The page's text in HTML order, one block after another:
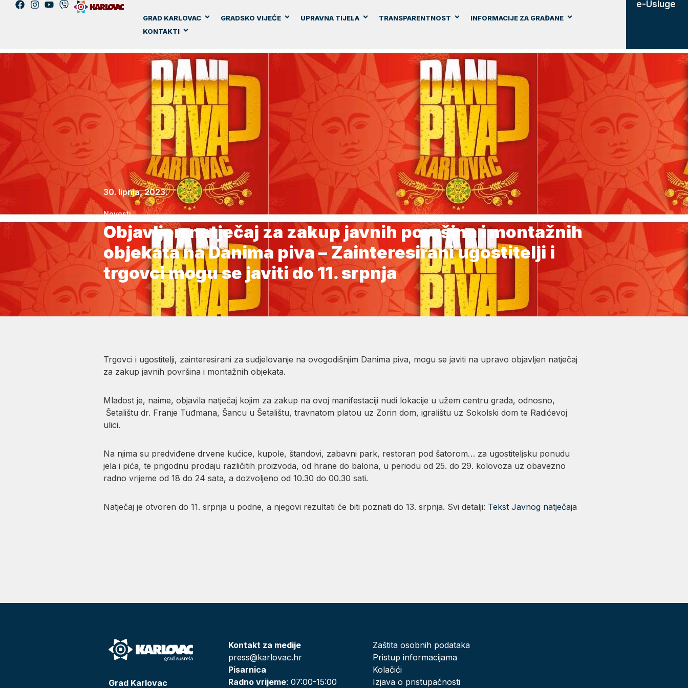
GRAD KARLOVAC GRADSKO VIJEĆE UPRAVNA TIJELA TRANSPARENTNOST
INFORMACIJE ZA GRAĐANE
KONTAKTI
e-Usluge
30. lipnja, 2023.
Novosti
Objavljen natječaj za zakup javnih površina i montažnih
objekata na Danima piva – Zainteresirani ugostitelji i
trgovci mogu se javiti do 11. srpnja
Trgovci i ugostitelji, zainteresirani za sudjelovanje na ovogodišnjim Danima piva, mogu se javiti na upravo objavljen natječaj
za zakup javnih površina i montažnih objekata.
Mladost je, naime, objavila natječaj kojim za zakup na ovoj manifestaciji nudi lokacije u užem centru grada, odnosno,
Šetalištu dr. Franje Tuđmana, Šancu u Šetalištu, travnatom platou uz Zorin dom, igralištu uz Sokolski dom te Radićevoj
ulici.
Na njima su predviđene drvene kućice, kupole, štandovi, zabavni park, restoran pod šatorom… za ugostiteljsku ponudu
jela i pića, te prigodnu prodaju različitih proizvoda, od hrane do balona, u periodu od 25. do 29. kolovoza uz obavezno
radno vrijeme od 18 do 24 sata, a dozvoljeno od 10.30 do 00.30 sati.
Natječaj je otvoren do 11. srpnja u podne, a njegovi rezultati će biti poznati do 13. srpnja. Svi detalji: Tekst Javnog natječaja
Grad Karlovac
Kontakt za medije
press@karlovac.hr
Pisarnica
Radno vrijeme: 07:00-15:00
Zaštita osobnih podataka
Pristup informacijama
Kolačići
Izjava o pristupačnosti